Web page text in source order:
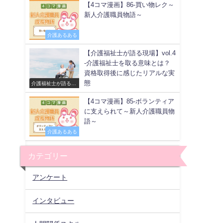
介護あるある
【4コマ漫画】86-買い物レク～
新人介護職員物語～
介護福祉士が語る現
【介護福祉士が語る現場】vol.4
-介護福祉士を取る意味とは？
資格取得後に感じたリアルな実
態
介護あるある
【4コマ漫画】85-ボランティア
に支えられて～新人介護職員物
語～
カテゴリー
アンケート
インタビュー